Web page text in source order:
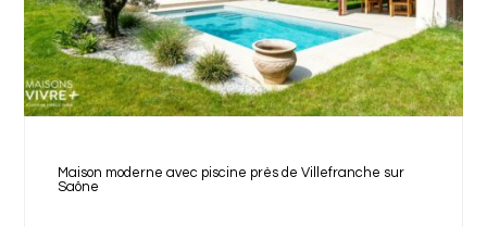
Maison moderne avec piscine près de Villefranche sur
Saône